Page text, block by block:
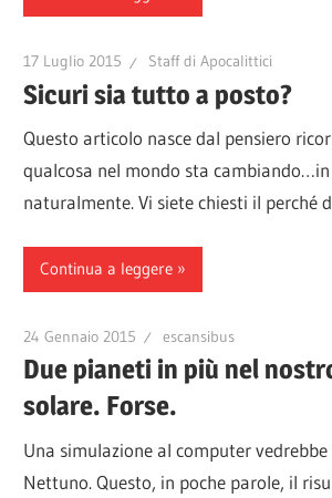
17 Luglio 2015 Staff di Apocalittici
Sicuri sia tutto a posto?
Questo articolo nasce dal pensiero
qualcosa nel mondo sta
naturalmente. Vi siete chiesti il perché
Continua a leggere
24 Gennaio 2015 escansibus
Due pianeti in più nel
solare. Forse.
Una simulazione al computer
Nettuno. Questo, in poche parole, il